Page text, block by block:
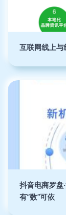
互联网线上
抖音电商罗盘
有“数”可依